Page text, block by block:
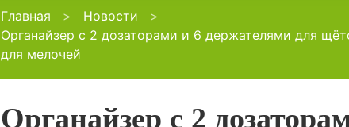
Главная
Новости
Органайзер с 2 дозаторами и 6 держателями для
для мелочей
Органайзер с 2